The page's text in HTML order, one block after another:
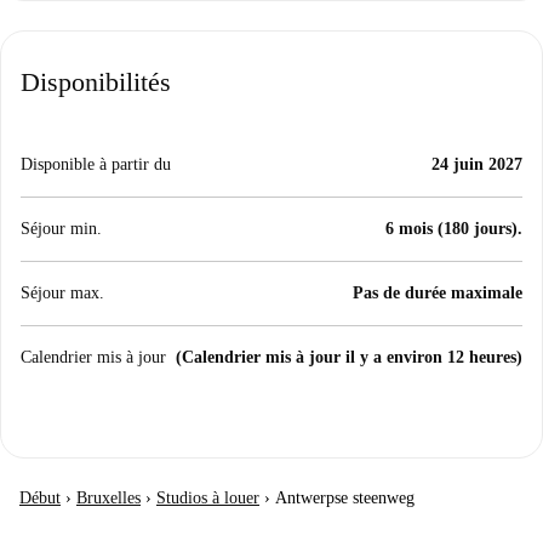
Disponibilités
Disponible à partir du 24 juin 2027
Séjour min. 6 mois (180 jours).
Séjour max. Pas de durée maximale
Calendrier mis à jour (Calendrier mis à jour il y a environ 12 heures)
Début › Bruxelles › Studios à louer › Antwerpse steenweg